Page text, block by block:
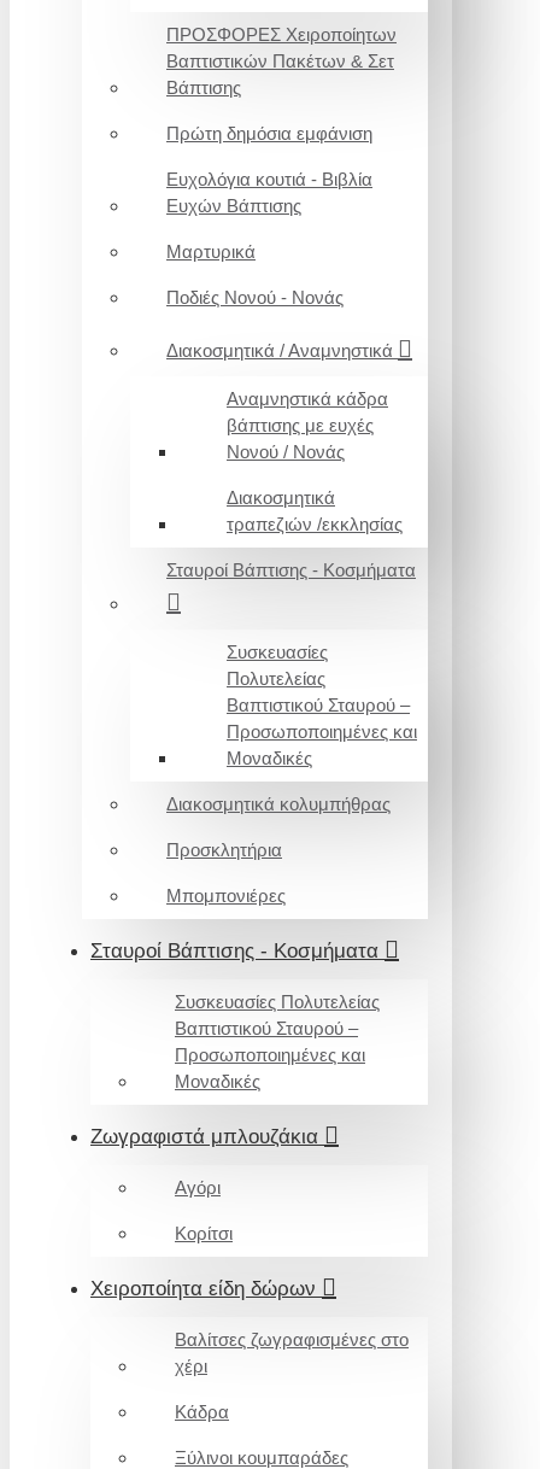
ΠΡΟΣΦΟΡΕΣ Χειροποίητων
Βαπτιστικών Πακέτων & Σετ
Βάπτισης
Πρώτη δημόσια εμφάνιση
Ευχολόγια κουτιά - Βιβλία
Ευχών Βάπτισης
Μαρτυρικά
Ποδιές Νονού - Νονάς
Διακοσμητικά / Αναμνηστικά
Αναμνηστικά κάδρα
βάπτισης με ευχές
Νονού / Νονάς
Διακοσμητικά
τραπεζιών /εκκλησίας
Σταυροί Βάπτισης - Κοσμήματα
Συσκευασίες
Πολυτελείας
Βαπτιστικού Σταυρού –
Προσωποποιημένες και
Μοναδικές
Διακοσμητικά κολυμπήθρας
Προσκλητήρια
Μπομπονιέρες
Σταυροί Βάπτισης - Κοσμήματα
Συσκευασίες Πολυτελείας
Βαπτιστικού Σταυρού –
Προσωποποιημένες και
Μοναδικές
Ζωγραφιστά μπλουζάκια
Αγόρι
Κορίτσι
Χειροποίητα είδη δώρων
Βαλίτσες ζωγραφισμένες στο
χέρι
Κάδρα
Ξύλινοι κουμπαράδες